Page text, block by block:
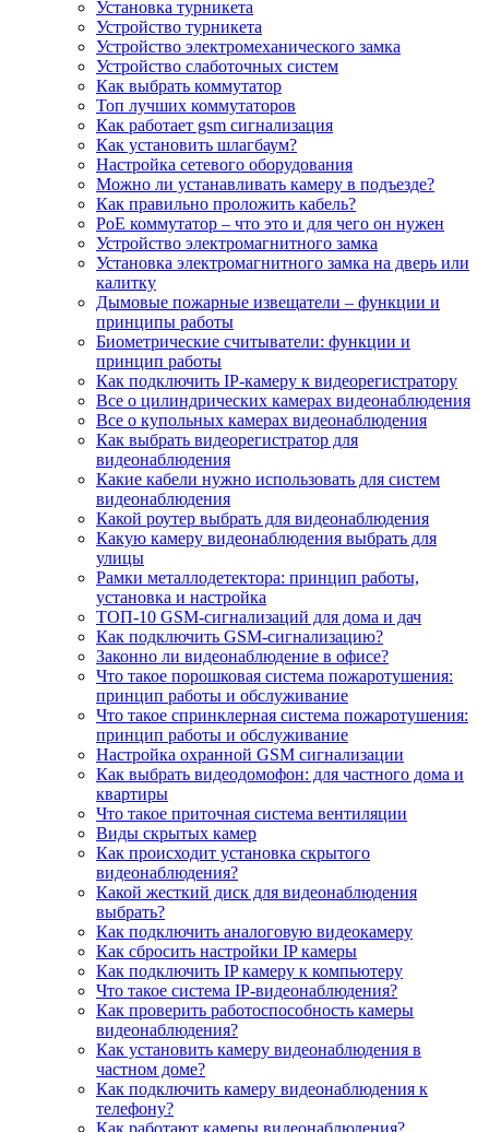
Установка турникета
Устройство турникета
Устройство электромеханического замка
Устройство слаботочных систем
Как выбрать коммутатор
Топ лучших коммутаторов
Как работает gsm сигнализация
Как установить шлагбаум?
Настройка сетевого оборудования
Можно ли устанавливать камеру в подъезде?
Как правильно проложить кабель?
PoE коммутатор – что это и для чего он нужен
Устройство электромагнитного замка
Установка электромагнитного замка на дверь или
калитку
Дымовые пожарные извещатели – функции и
принципы работы
Биометрические считыватели: функции и
принцип работы
Как подключить IP-камеру к видеорегистратору
Все о цилиндрических камерах видеонаблюдения
Все о купольных камерах видеонаблюдения
Как выбрать видеорегистратор для
видеонаблюдения
Какие кабели нужно использовать для систем
видеонаблюдения
Какой роутер выбрать для видеонаблюдения
Какую камеру видеонаблюдения выбрать для
улицы
Рамки металлодетектора: принцип работы,
установка и настройка
ТОП-10 GSM-сигнализаций для дома и дач
Как подключить GSM-сигнализацию?
Законно ли видеонаблюдение в офисе?
Что такое порошковая система пожаротушения:
принцип работы и обслуживание
Что такое спринклерная система пожаротушения:
принцип работы и обслуживание
Настройка охранной GSM сигнализации
Как выбрать видеодомофон: для частного дома и
квартиры
Что такое приточная система вентиляции
Виды скрытых камер
Как происходит установка скрытого
видеонаблюдения?
Какой жесткий диск для видеонаблюдения
выбрать?
Как подключить аналоговую видеокамеру
Как сбросить настройки IP камеры
Как подключить IP камеру к компьютеру
Что такое система IP-видеонаблюдения?
Как проверить работоспособность камеры
видеонаблюдения?
Как установить камеру видеонаблюдения в
частном доме?
Как подключить камеру видеонаблюдения к
телефону?
Как работают камеры видеонаблюдения?